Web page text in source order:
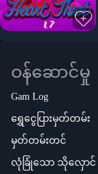
ဝန်ဆောင်မှု
Gam Log
ရွှေငွေပြားမှတ်တမ်း
မှတ်တမ်းတင်
လုံခြုံသော သိုလှောင်